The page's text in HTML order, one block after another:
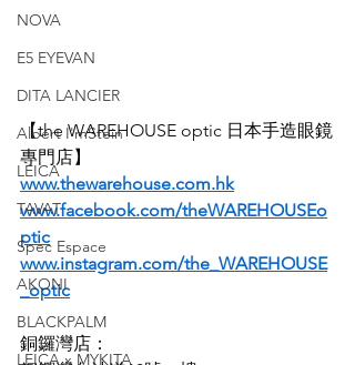
NOVA
E5 EYEVAN
DITA LANCIER
Albert I'mStein
LEICA
TAVAT
Spec Espace
AKONI
BLACKPALM
LEICA x MYKITA
【the WAREHOUSE optic 日本手造眼鏡
專門店】
www.thewarehouse.com.hk
www.facebook.com/theWAREHOUSEo
ptic
www.instagram.com/the_WAREHOUSE
_optic
銅鑼灣店：